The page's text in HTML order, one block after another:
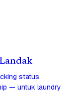
status
— untuk laundry